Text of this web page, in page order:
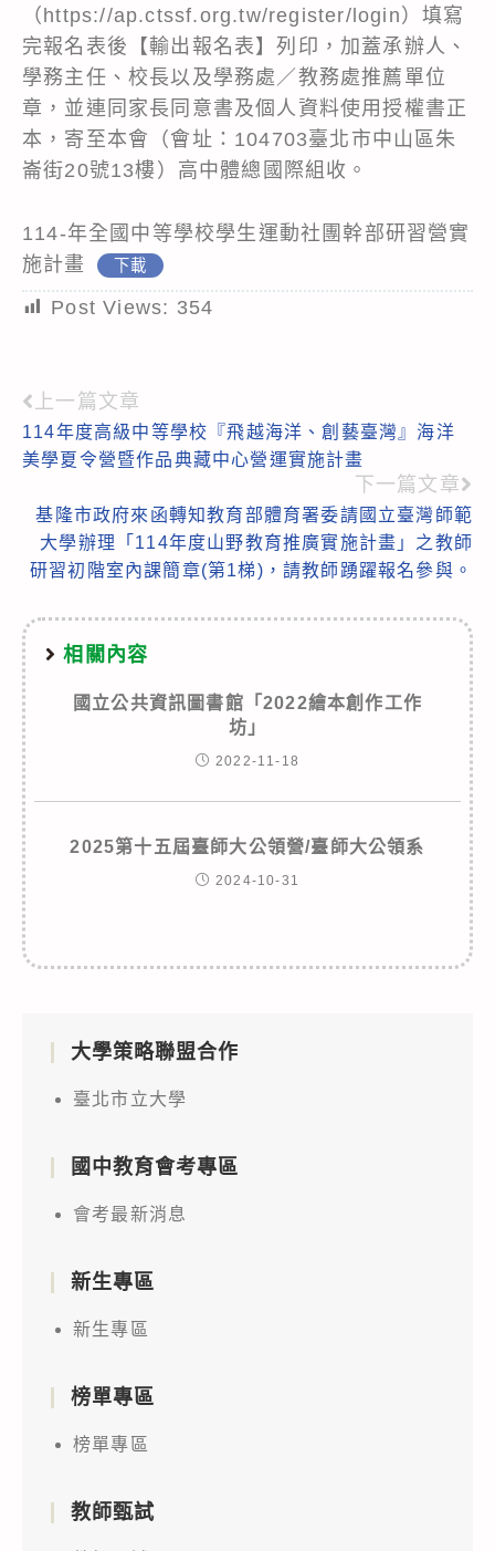
（https://ap.ctssf.org.tw/register/login）填寫
完報名表後【輸出報名表】列印，加蓋承辦人、
學務主任、校長以及學務處／教務處推薦單位
章，並連同家長同意書及個人資料使用授權書正
本，寄至本會（會址：104703臺北市中山區朱
崙街20號13樓）高中體總國際組收。
114-年全國中等學校學生運動社團幹部研習營實
施計畫
下載
Post Views: 354
Read
more
上一篇文章
114年度高級中等學校『飛越海洋、創藝臺灣』海洋
美學夏令營暨作品典藏中心營運實施計畫
下一篇文章
基隆市政府來函轉知教育部體育署委請國立臺灣師範
大學辦理「114年度山野教育推廣實施計畫」之教師
研習初階室內課簡章(第1梯)，請教師踴躍報名參與。
相關內容
國立公共資訊圖書館「2022繪本創作工作
坊」
2022-11-18
2025第十五屆臺師大公領營/臺師大公領系
2024-10-31
大學策略聯盟合作
臺北市立大學
國中教育會考專區
會考最新消息
新生專區
新生專區
榜單專區
榜單專區
教師甄試